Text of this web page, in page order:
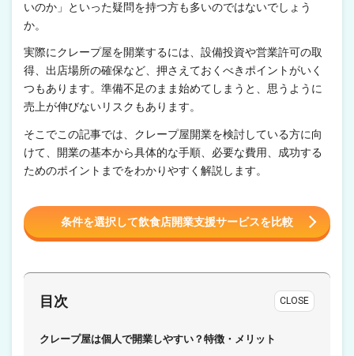
いのか」といった疑問を持つ方も多いのではないでしょう
か。
実際にクレープ屋を開業するには、設備投資や営業許可の取
得、出店場所の確保など、押さえておくべきポイントがいく
つもあります。準備不足のまま始めてしまうと、思うように
売上が伸びないリスクもあります。
そこでこの記事では、クレープ屋開業を検討している方に向
けて、開業の基本から具体的な手順、必要な費用、成功する
ためのポイントまでをわかりやすく解説します。
条件を選択して飲食店開業支援サービスを比較
目次 CLOSE
クレープ屋は個人で開業しやすい？特徴・メリット